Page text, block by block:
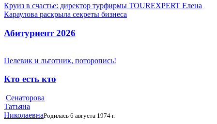
Круиз в счастье: директор турфирмы TOUREXPERT Елена
Караулова раскрыла секреты бизнеса
Абитуриент 2026
Целевик и льготник, поторопись!
Кто есть кто
Сенаторова
Татьяна
НиколаевнаРодилась 6 августа 1974 г.